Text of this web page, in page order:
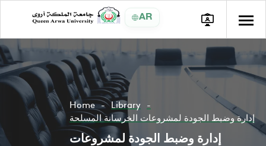
AR
Home
Library
إدارة وضبط الجودة لمشروعات الخرسانة المسلحة
إدارة وضبط الجودة لمشروعات